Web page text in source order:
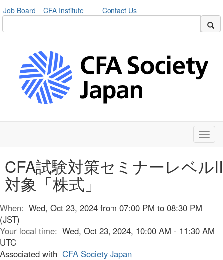
Job Board CFA Institute Contact Us
CFA試験対策セミナーレベルII
対象「株式」
When: Wed, Oct 23, 2024 from 07:00 PM to 08:30 PM
(JST)
Your local time: Wed, Oct 23, 2024, 10:00 AM - 11:30 AM
UTC
Associated with CFA Society Japan